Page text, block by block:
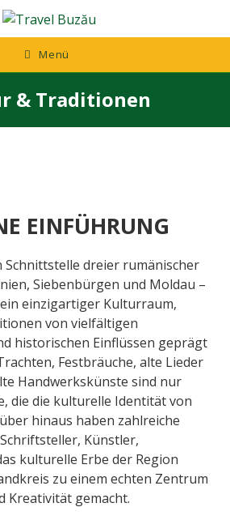
Menü
& Traditionen
EINFÜHRUNG
Schnittstelle dreier rumänischer
Siebenbürgen und Moldau –
einzigartiger Kulturraum,
von vielfältigen
historischen Einflüssen geprägt
Festbräuche, alte Lieder
Handwerkskünste sind nur
die die kulturelle Identität von
hinaus haben zahlreiche
Künstler,
kulturelle Erbe der Region
zu einem echten Zentrum
Kreativität gemacht.